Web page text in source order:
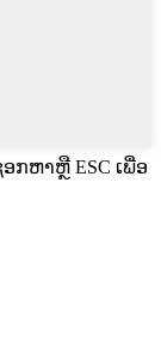
ອກຫາຫຼື ESC ເພື່ອ